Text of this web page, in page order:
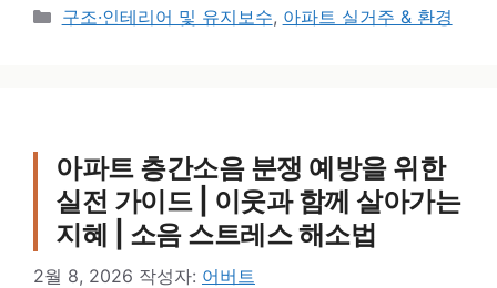
카테고리
구조·인테리어 및 유지보수, 아파트 실거주 & 환경
아파트 층간소음 분쟁 예방을 위한
실전 가이드 | 이웃과 함께 살아가는
지혜 | 소음 스트레스 해소법
2월 8, 2026 작성자: 어버트